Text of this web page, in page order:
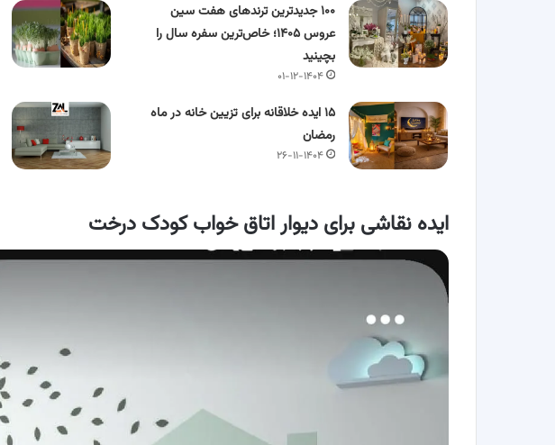
۱۰۰ جدیدترین ترندهای هفت سین
عروس ۱۴۰۵؛ خاص‌ترین سفره سال را
بچینید
۰۱-۱۲-۱۴۰۴
۱۵ ایده خلاقانه برای تزیین خانه در ماه
رمضان
۲۶-۱۱-۱۴۰۴
ایده نقاشی برای دیوار اتاق خواب کودک درخت